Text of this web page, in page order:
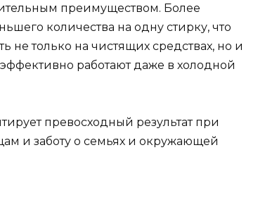
преимуществом. Более
количества на одну стирку, что
не только на чистящих средствах, но и
работают даже в холодной
превосходный результат при
и заботу о семьях и окружающей